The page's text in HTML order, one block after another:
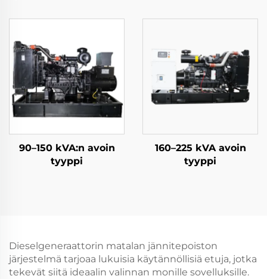
90–150 kVA:n avoin
tyyppi
160–225 kVA avoin
tyyppi
Dieselgeneraattorin matalan jännitepoiston
järjestelmä tarjoaa lukuisia käytännöllisiä etuja, jotka
tekevät siitä ideaalin valinnan monille sovelluksille.